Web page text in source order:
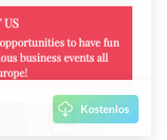
Kostenlos